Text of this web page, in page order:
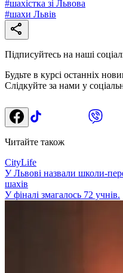
#шахістка зі Львова
#шахи Львів
Підписуйтесь на наші
Будьте в курсі останніх
Слідкуйте за нами у
Читайте також
CityLife
У Львові назвали школи-
шахів
У фіналі змагалось 72 учнів.